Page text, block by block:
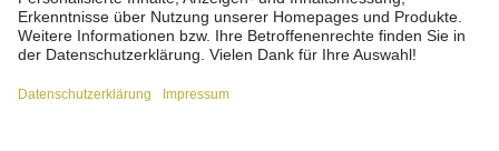
Barrierefreiheitserklärung
Vertrag widerrufen